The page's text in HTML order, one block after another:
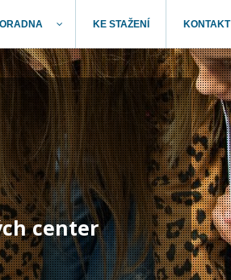
KE STAŽENÍ KONTAKT
center